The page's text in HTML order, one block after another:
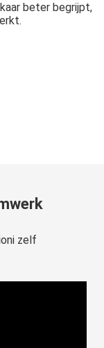
beter begrijpt,
zelf